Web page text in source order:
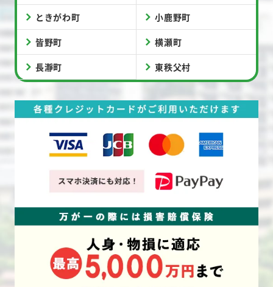
ときがわ町 小鹿野町
皆野町 横瀬町
長瀞町 東秩父村